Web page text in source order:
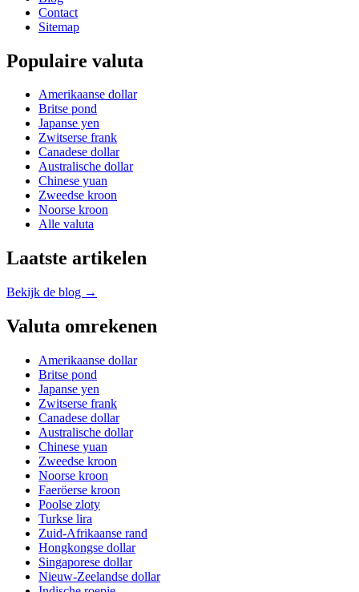
Contact
Sitemap
Populaire valuta
Amerikaanse dollar
Britse pond
Japanse yen
Zwitserse frank
Canadese dollar
Australische dollar
Chinese yuan
Zweedse kroon
Noorse kroon
Alle valuta
Laatste artikelen
Bekijk de blog →
Valuta omrekenen
Amerikaanse dollar
Britse pond
Japanse yen
Zwitserse frank
Canadese dollar
Australische dollar
Chinese yuan
Zweedse kroon
Noorse kroon
Faeröerse kroon
Poolse zloty
Turkse lira
Zuid-Afrikaanse rand
Hongkongse dollar
Singaporese dollar
Nieuw-Zeelandse dollar